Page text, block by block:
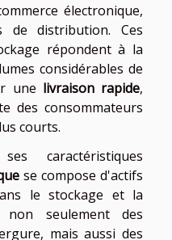
électronique,
de distribution. Ces
répondent à la
considérables de
une livraison rapide,
des consommateurs
courts.
caractéristiques
se compose d'actifs
le stockage et la
seulement des
mais aussi des